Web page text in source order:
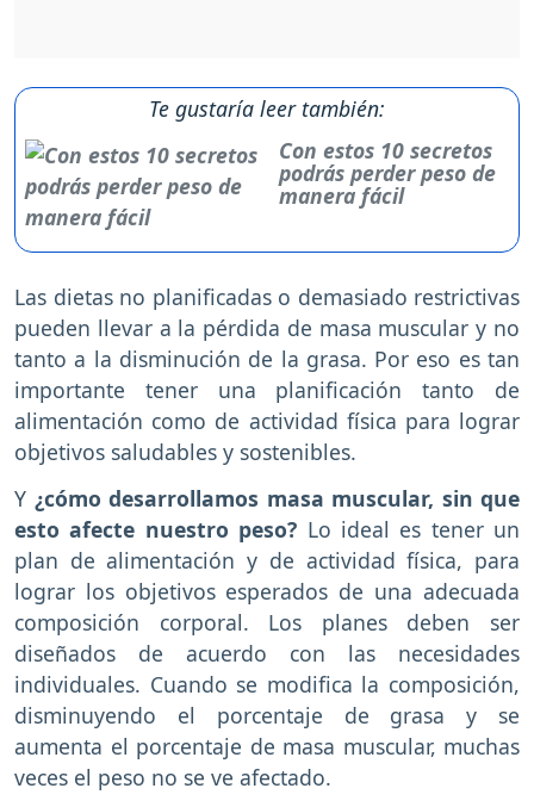
Te gustaría leer también:
Con estos 10 secretos
podrás perder peso de
manera fácil
Las dietas no planificadas o demasiado restrictivas
pueden llevar a la pérdida de masa muscular y no
tanto a la disminución de la grasa. Por eso es tan
importante tener una planificación tanto de
alimentación como de actividad física para lograr
objetivos saludables y sostenibles.
Y ¿cómo desarrollamos masa muscular, sin que
esto afecte nuestro peso? Lo ideal es tener un
plan de alimentación y de actividad física, para
lograr los objetivos esperados de una adecuada
composición corporal. Los planes deben ser
diseñados de acuerdo con las necesidades
individuales. Cuando se modifica la composición,
disminuyendo el porcentaje de grasa y se
aumenta el porcentaje de masa muscular, muchas
veces el peso no se ve afectado.